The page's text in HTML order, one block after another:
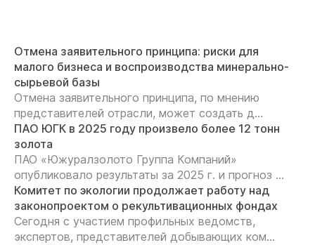
Отмена заявительного принципа: риски для
малого бизнеса и воспроизводства минерально-
сырьевой базы
Отмена заявительного принципа, по мнению
представителей отрасли, может создать д...
ПАО ЮГК в 2025 году произвело более 12 тонн
золота
ПАО «Южуралзолото Группа Компаний»
опубликовало результаты за 2025 г. и прогноз ...
Комитет по экологии продолжает работу над
законопроектом о рекультивационных фондах
Сегодня с участием профильных ведомств,
экспертов, представителей добывающих ком...